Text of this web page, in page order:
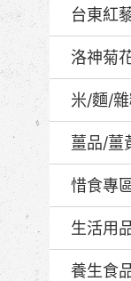
台東紅
洛神菊
米/麵/
薑品/薑
惜食專
生活用
養生食